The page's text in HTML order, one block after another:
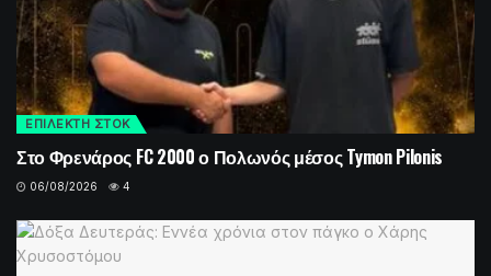
ΕΠΙΛΕΚΤΗ ΣΤΟΚ
Στο Φρενάρος FC 2000 ο Πολωνός μέσος Tymon Pilonis
06/08/2026 4